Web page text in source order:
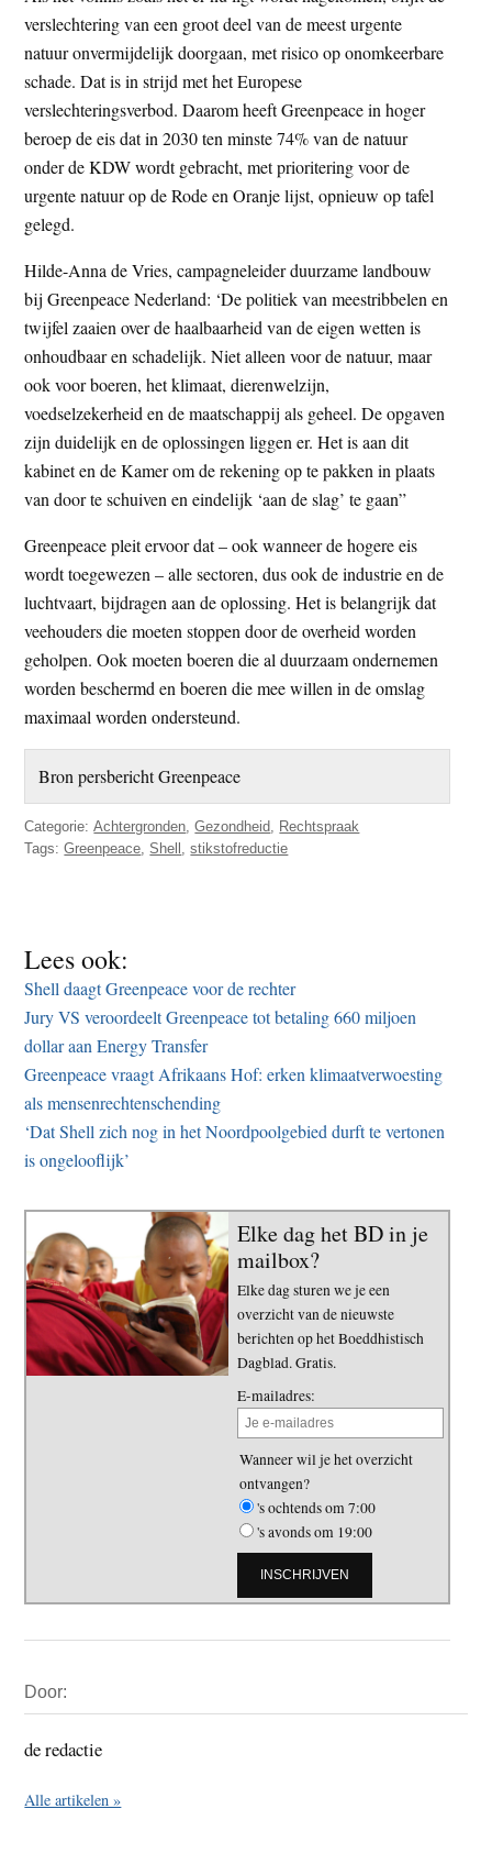
verslechtering van een groot deel van de meest urgente
natuur onvermijdelijk doorgaan, met risico op onomkeerbare
schade. Dat is in strijd met het Europese
verslechteringsverbod. Daarom heeft Greenpeace in hoger
beroep de eis dat in 2030 ten minste 74% van de natuur
onder de KDW wordt gebracht, met prioritering voor de
urgente natuur op de Rode en Oranje lijst, opnieuw op tafel
gelegd.
Hilde-Anna de Vries, campagneleider duurzame landbouw
bij Greenpeace Nederland: ‘De politiek van meestribbelen en
twijfel zaaien over de haalbaarheid van de eigen wetten is
onhoudbaar en schadelijk. Niet alleen voor de natuur, maar
ook voor boeren, het klimaat, dierenwelzijn,
voedselzekerheid en de maatschappij als geheel. De opgaven
zijn duidelijk en de oplossingen liggen er. Het is aan dit
kabinet en de Kamer om de rekening op te pakken in plaats
van door te schuiven en eindelijk ‘aan de slag’ te gaan”
Greenpeace pleit ervoor dat – ook wanneer de hogere eis
wordt toegewezen – alle sectoren, dus ook de industrie en de
luchtvaart, bijdragen aan de oplossing. Het is belangrijk dat
veehouders die moeten stoppen door de overheid worden
geholpen. Ook moeten boeren die al duurzaam ondernemen
worden beschermd en boeren die mee willen in de omslag
maximaal worden ondersteund.
Bron persbericht Greenpeace
Categorie:Achtergronden,Gezondheid, Rechtspraak
Tags:Greenpeace,Shell ,stikstofreductie
Lees ook:
Shell daagt Greenpeace voor de rechter
Jury VS veroordeelt Greenpeace tot betaling 660 miljoen
dollar aan Energy Transfer
Greenpeace vraagt Afrikaans Hof: erken klimaatverwoesting
als mensenrechtenschending
‘Dat Shell zich nog in het Noordpoolgebied durft te vertonen
is ongelooflijk’
Elke dag het BD in je
mailbox?
Elke dag sturen we je een
overzicht van de nieuwste
berichten op het Boeddhistisch
Dagblad. Gratis.
E-mailadres:
Wanneer wil je het overzicht
ontvangen?
's ochtends om 7:00
's avonds om 19:00
Sidebar
Door:
de redactie
Alle artikelen »